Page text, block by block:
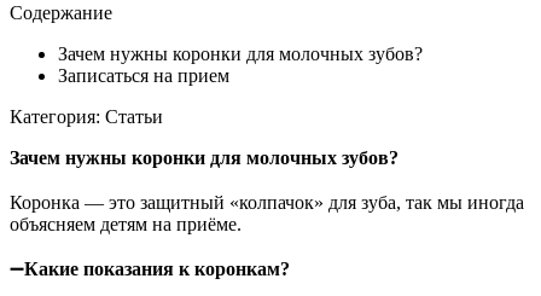
Содержание
Зачем нужны коронки для молочных зубов?
Записаться на прием
Категория: Статьи
Зачем нужны коронки для молочных зубов?
Коронка — это защитный «колпачок» для зуба, так мы иногда
объясняем детям на приёме.
➖Какие показания к коронкам?